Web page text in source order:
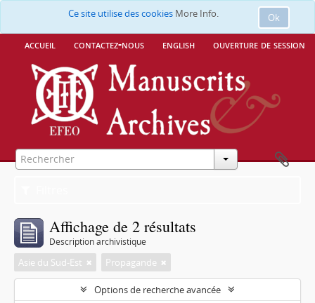
Ok
Ce site utilise des cookies More Info.
accueil contactez-nous english ouverture de session
Affichage de 2 résultats
Description archivistique
Asie du Sud-Est Propagande
Options de recherche avancée